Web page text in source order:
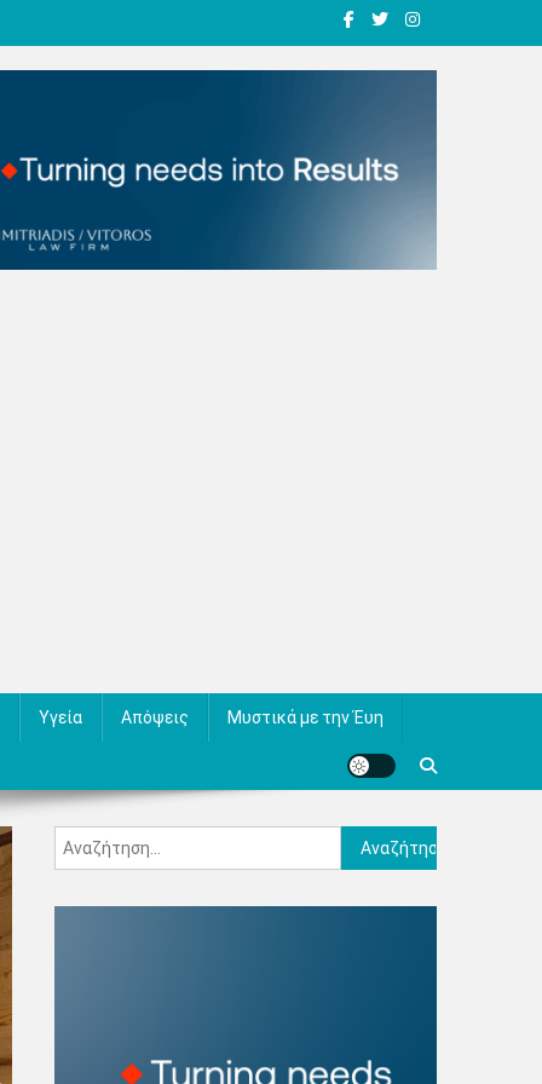
Υγεία Απόψεις Μυστικά με την Έυη
Αναζήτηση
για: